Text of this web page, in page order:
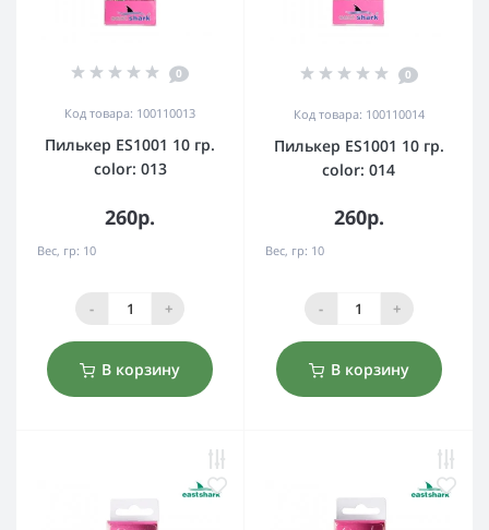
0
Код товара: 100110013
Пилькер ES1001 10 гр.
color: 013
260р.
Вес, гр: 10
- +
В корзину
0
Код товара: 100110014
Пилькер ES1001 10 гр.
color: 014
260р.
Вес, гр: 10
- +
В корзину